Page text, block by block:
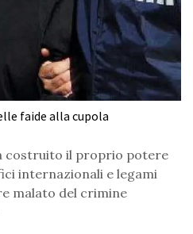
faide alla cupola
costruito il proprio potere
internazionali e legami
malato del crimine